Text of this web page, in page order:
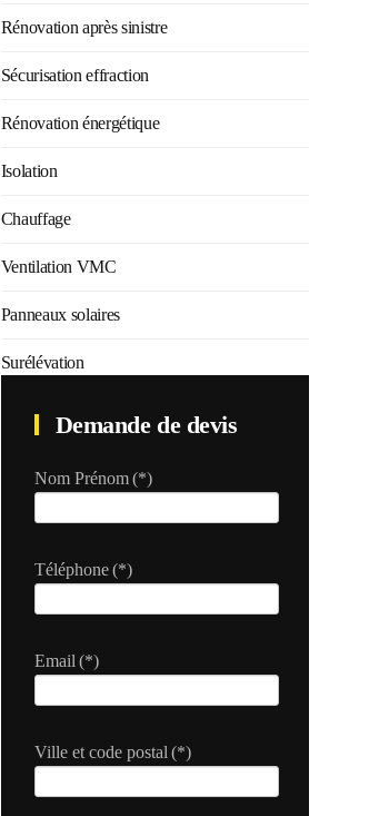
Rénovation après sinistre
Sécurisation effraction
Rénovation énergétique
Isolation
Chauffage
Ventilation VMC
Panneaux solaires
Surélévation
Demande de devis
Nom Prénom (*)
Téléphone (*)
Email (*)
Ville et code postal (*)